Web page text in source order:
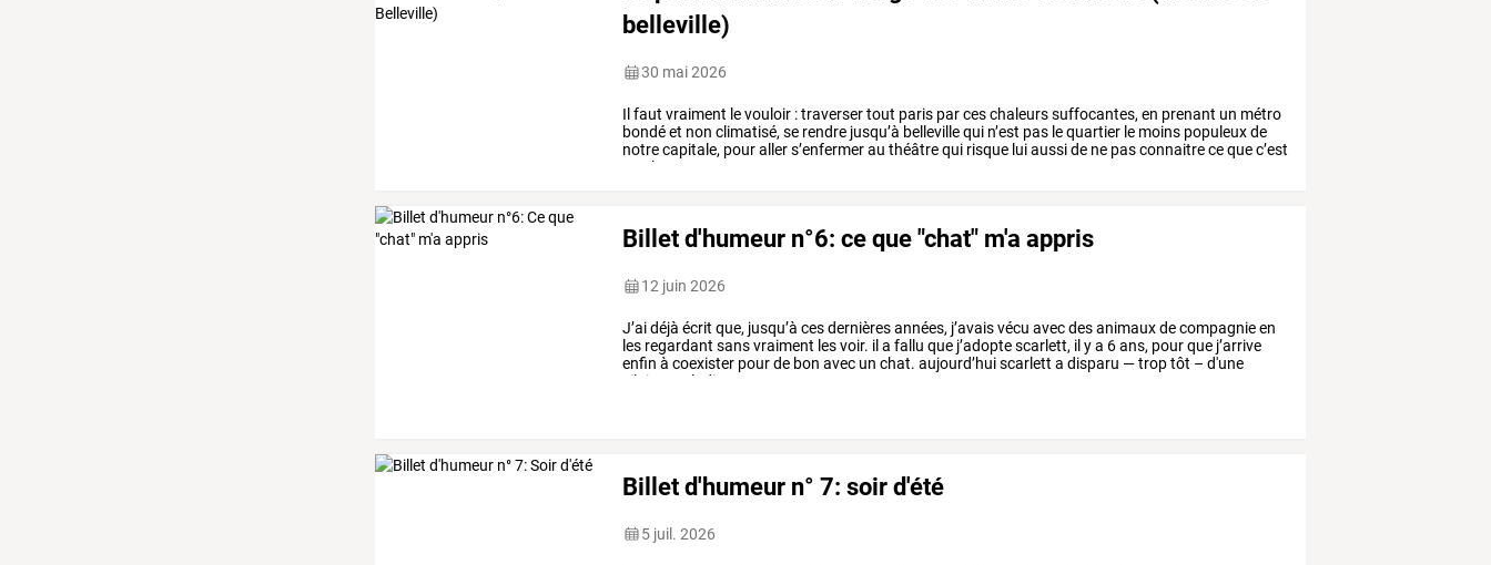
belleville)
30 mai 2026
Il faut vraiment levouloir :traversertout paris parceschaleurssuffocantes,en prenant un métro
bondéet non climatisé,se rendre jusqu’à bellevillequi n’est pas lequartier le moins populeuxde
notrecapitale, pourallers’enfermerau théâtrequi risque luiausside ne pasconnaitrecequec’est
la
Billet d'humeur n°6: ce que "chat" m'a appris
12 juin 2026
J’aidéjà écrit que, jusqu’à cesdernièresannées, j’avaisvécu avecdesanimauxdecompagnieen
les regardant sansvraiment lesvoir. il a fallu que j’adoptescarlett, il ya 6ans, pourque j’arrive
enfin à coexister pourde bon avec un chat. aujourd’huiscarlett a disparu —troptôt – d'une
vilaine
maladie,
Billet d'humeur n° 7: soir d'été
5 juil. 2026